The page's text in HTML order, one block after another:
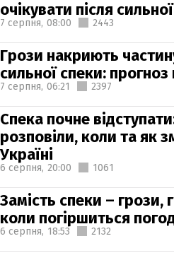
очікувати після
7 серпня, 08:00 2443
Грози накриють
сильної спеки:
7 серпня, 06:21 2397
Спека почне
розповіли, коли та як
Україні
6 серпня, 20:00 1061
Замість спеки – грози,
коли погіршиться
6 серпня, 18:53 2132